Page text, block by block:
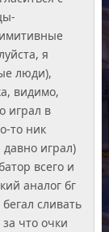
я
люди),
видимо,
играл в
то ник
играл)
всего и
аналог бг
сливать
что очки